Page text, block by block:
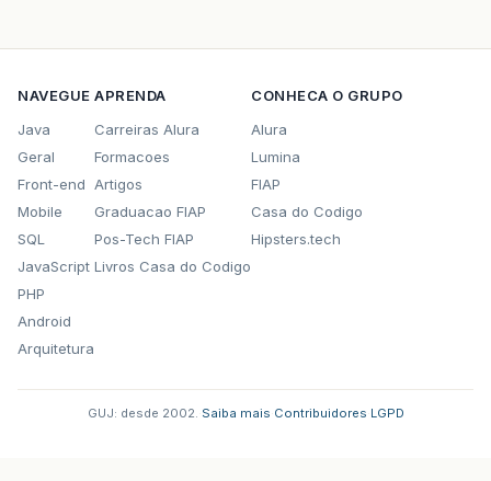
NAVEGUE
Java
Geral
Front-end
Mobile
SQL
JavaScript
PHP
Android
Arquitetura
APRENDA
Carreiras Alura
Formacoes
Artigos
Graduacao FIAP
Pos-Tech FIAP
Livros Casa do Codigo
CONHECA O GRUPO
Alura
Lumina
FIAP
Casa do Codigo
Hipsters.tech
GUJ: desde 2002. Saiba mais Contribuidores LGPD